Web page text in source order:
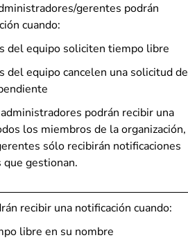
gerentes podrán
cuando:
del equipo soliciten tiempo libre
del equipo cancelen una solicitud de
podrán recibir una
los miembros de la organización,
sólo recibirán notificaciones
gestionan.
recibir una notificación cuando:
libre en su nombre